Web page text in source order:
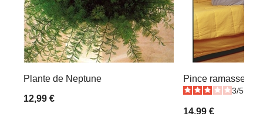
Plante de Neptune
12,99 €
Pince ramasse-
3/5
14,99 €